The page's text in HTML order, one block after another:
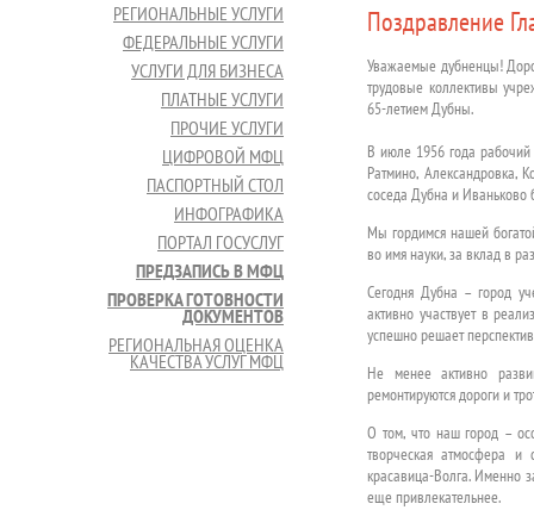
РЕГИОНАЛЬНЫЕ УСЛУГИ
ФЕДЕРАЛЬНЫЕ УСЛУГИ
УСЛУГИ ДЛЯ БИЗНЕСА
ПЛАТНЫЕ УСЛУГИ
ПРОЧИЕ УСЛУГИ
ЦИФРОВОЙ МФЦ
ПАСПОРТНЫЙ СТОЛ
ИНФОГРАФИКА
ПОРТАЛ ГОСУСЛУГ
ПРЕДЗАПИСЬ В МФЦ
ПРОВЕРКА ГОТОВНОСТИ
ДОКУМЕНТОВ
РЕГИОНАЛЬНАЯ ОЦЕНКА
КАЧЕСТВА УСЛУГ МФЦ
Поздравление
Уважаемые дубненцы!
трудовые коллективы
65-летием Дубны.
В июле 1956 года рабочий
Ратмино, Александровка,
соседа Дубна и
Мы гордимся нашей
во имя науки, за вклад в
Сегодня Дубна – город
активно участвует в
успешно решает
Не менее активно
ремонтируются дороги и
О том, что наш город –
творческая атмосфера и
красавица-Волга. Именно
еще привлекательнее.